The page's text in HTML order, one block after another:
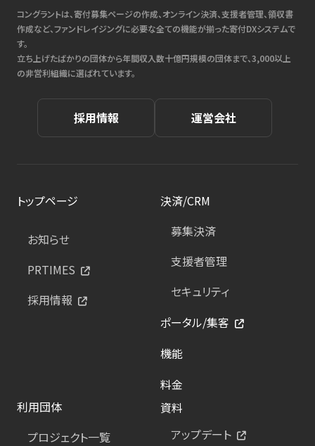
コングラントは、寄付募集ページの作成、オンライン決済、支援者管理、領収書
作成など、ファンドレイジングに必要な全ての機能が揃った寄付DXシステムで
す。
立ち上げたばかりの団体から年間収入数十億円規模の団体まで、3,000以上
の非営利組織に選ばれています。
採用情報 運営会社
トップページ
お知らせ
PRTIMES
採用情報
決済/CRM
募集決済
支援者管理
セキュリティ
ポータル/集客
機能
料金
利用団体
プロジェクト一覧
資料
アップデート